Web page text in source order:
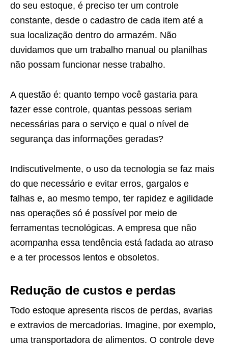
do seu estoque, é preciso ter um controle
constante, desde o cadastro de cada item até a
sua localização dentro do armazém. Não
duvidamos que um trabalho manual ou planilhas
não possam funcionar nesse trabalho.
A questão é: quanto tempo você gastaria para
fazer esse controle, quantas pessoas seriam
necessárias para o serviço e qual o nível de
segurança das informações geradas?
Indiscutivelmente, o uso da tecnologia se faz mais
do que necessário e evitar erros, gargalos e
falhas e, ao mesmo tempo, ter rapidez e agilidade
nas operações só é possível por meio de
ferramentas tecnológicas. A empresa que não
acompanha essa tendência está fadada ao atraso
e a ter processos lentos e obsoletos.
Redução de custos e perdas
Todo estoque apresenta riscos de perdas, avarias
e extravios de mercadorias. Imagine, por exemplo,
uma transportadora de alimentos. O controle deve